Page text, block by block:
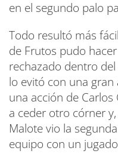
en el segundo palo
Todo resultó más
de Frutos pudo
rechazado dentro
lo evitó con una gran
una acción de
a ceder otro córner
Malote vio la
equipo con un